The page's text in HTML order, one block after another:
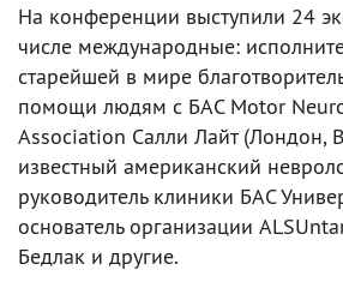
На конференции выступили 24
числе международные:
старейшей в мире
помощи людям с БАС Motor
Association Салли Лайт (Лондон,
известный американский
руководитель клиники БАС
основатель организации
Бедлак и другие.